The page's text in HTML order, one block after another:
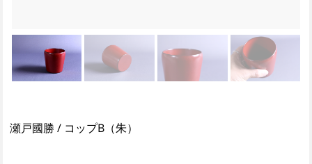
瀬戸國勝 / コップB（朱）